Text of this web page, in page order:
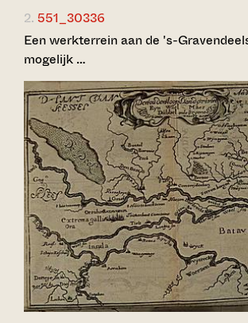
2. 551_30336
Een werkterrein aan de 's-
mogelijk …